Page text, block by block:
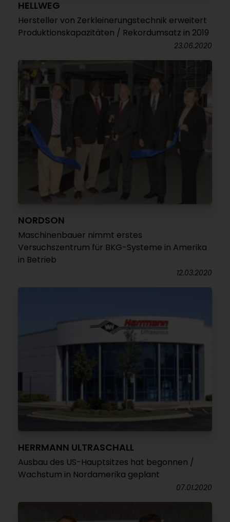
HELLWEG
Hersteller von Zerkleinerungstechnik erweitert
Produktionskapazitäten / Rekordumsatz in 2019
23.06.2020
NORDSON
Maschinenbauer nimmt erstes
Versuchszentrum für BKG-Systeme in Amerika
in Betrieb
12.03.2020
HERRMANN ULTRASCHALL
Ausbau des US-Hauptsitzes hat begonnen /
Wachstum in Nordamerika geplant
07.01.2020